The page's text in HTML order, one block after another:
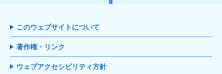
このウェブサイトについて
著作権・リンク
ウェブアクセシビリティ方針